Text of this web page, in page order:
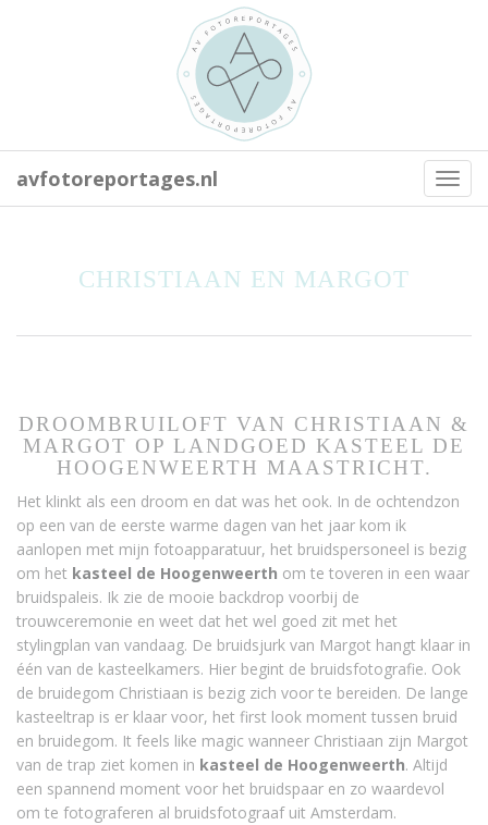
avfotoreportages.nl
CHRISTIAAN EN MARGOT
DROOMBRUILOFT VAN CHRISTIAAN &
MARGOT OP LANDGOED KASTEEL DE
HOOGENWEERTH MAASTRICHT.
Het klinkt als een droom en dat was het ook. In de ochtendzon
op een van de eerste warme dagen van het jaar kom ik
aanlopen met mijn fotoapparatuur, het bruidspersoneel is bezig
om het kasteel de Hoogenweerth om te toveren in een waar
bruidspaleis. Ik zie de mooie backdrop voorbij de
trouwceremonie en weet dat het wel goed zit met het
stylingplan van vandaag. De bruidsjurk van Margot hangt klaar in
één van de kasteelkamers. Hier begint de bruidsfotografie. Ook
de bruidegom Christiaan is bezig zich voor te bereiden. De lange
kasteeltrap is er klaar voor, het first look moment tussen bruid
en bruidegom. It feels like magic wanneer Christiaan zijn Margot
van de trap ziet komen in kasteel de Hoogenweerth. Altijd
een spannend moment voor het bruidspaar en zo waardevol
om te fotograferen al bruidsfotograaf uit Amsterdam.